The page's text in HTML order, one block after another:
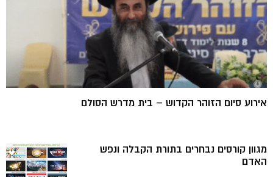
אירוע סיום הזוהר הקדוש – בית מדרש הסולם
מגוון קורסים נבחרים בתורת הקבלה ונפש
האדם